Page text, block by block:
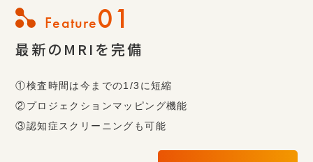
Feature01
最新のMRIを完備
①検査時間は今までの1/3に短縮
②プロジェクションマッピング機能
③認知症スクリーニングも可能